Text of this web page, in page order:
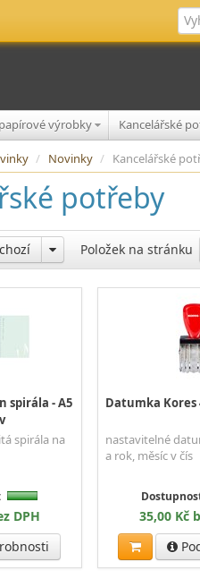
výrobky Kancelářské
/ Novinky / Kancelářské
potřeby
Položek na stránku
spirála - A5
spirála na
DPH
Datumka Kores
nastavitelné
a rok, měsíc v čís
35,00 Kč